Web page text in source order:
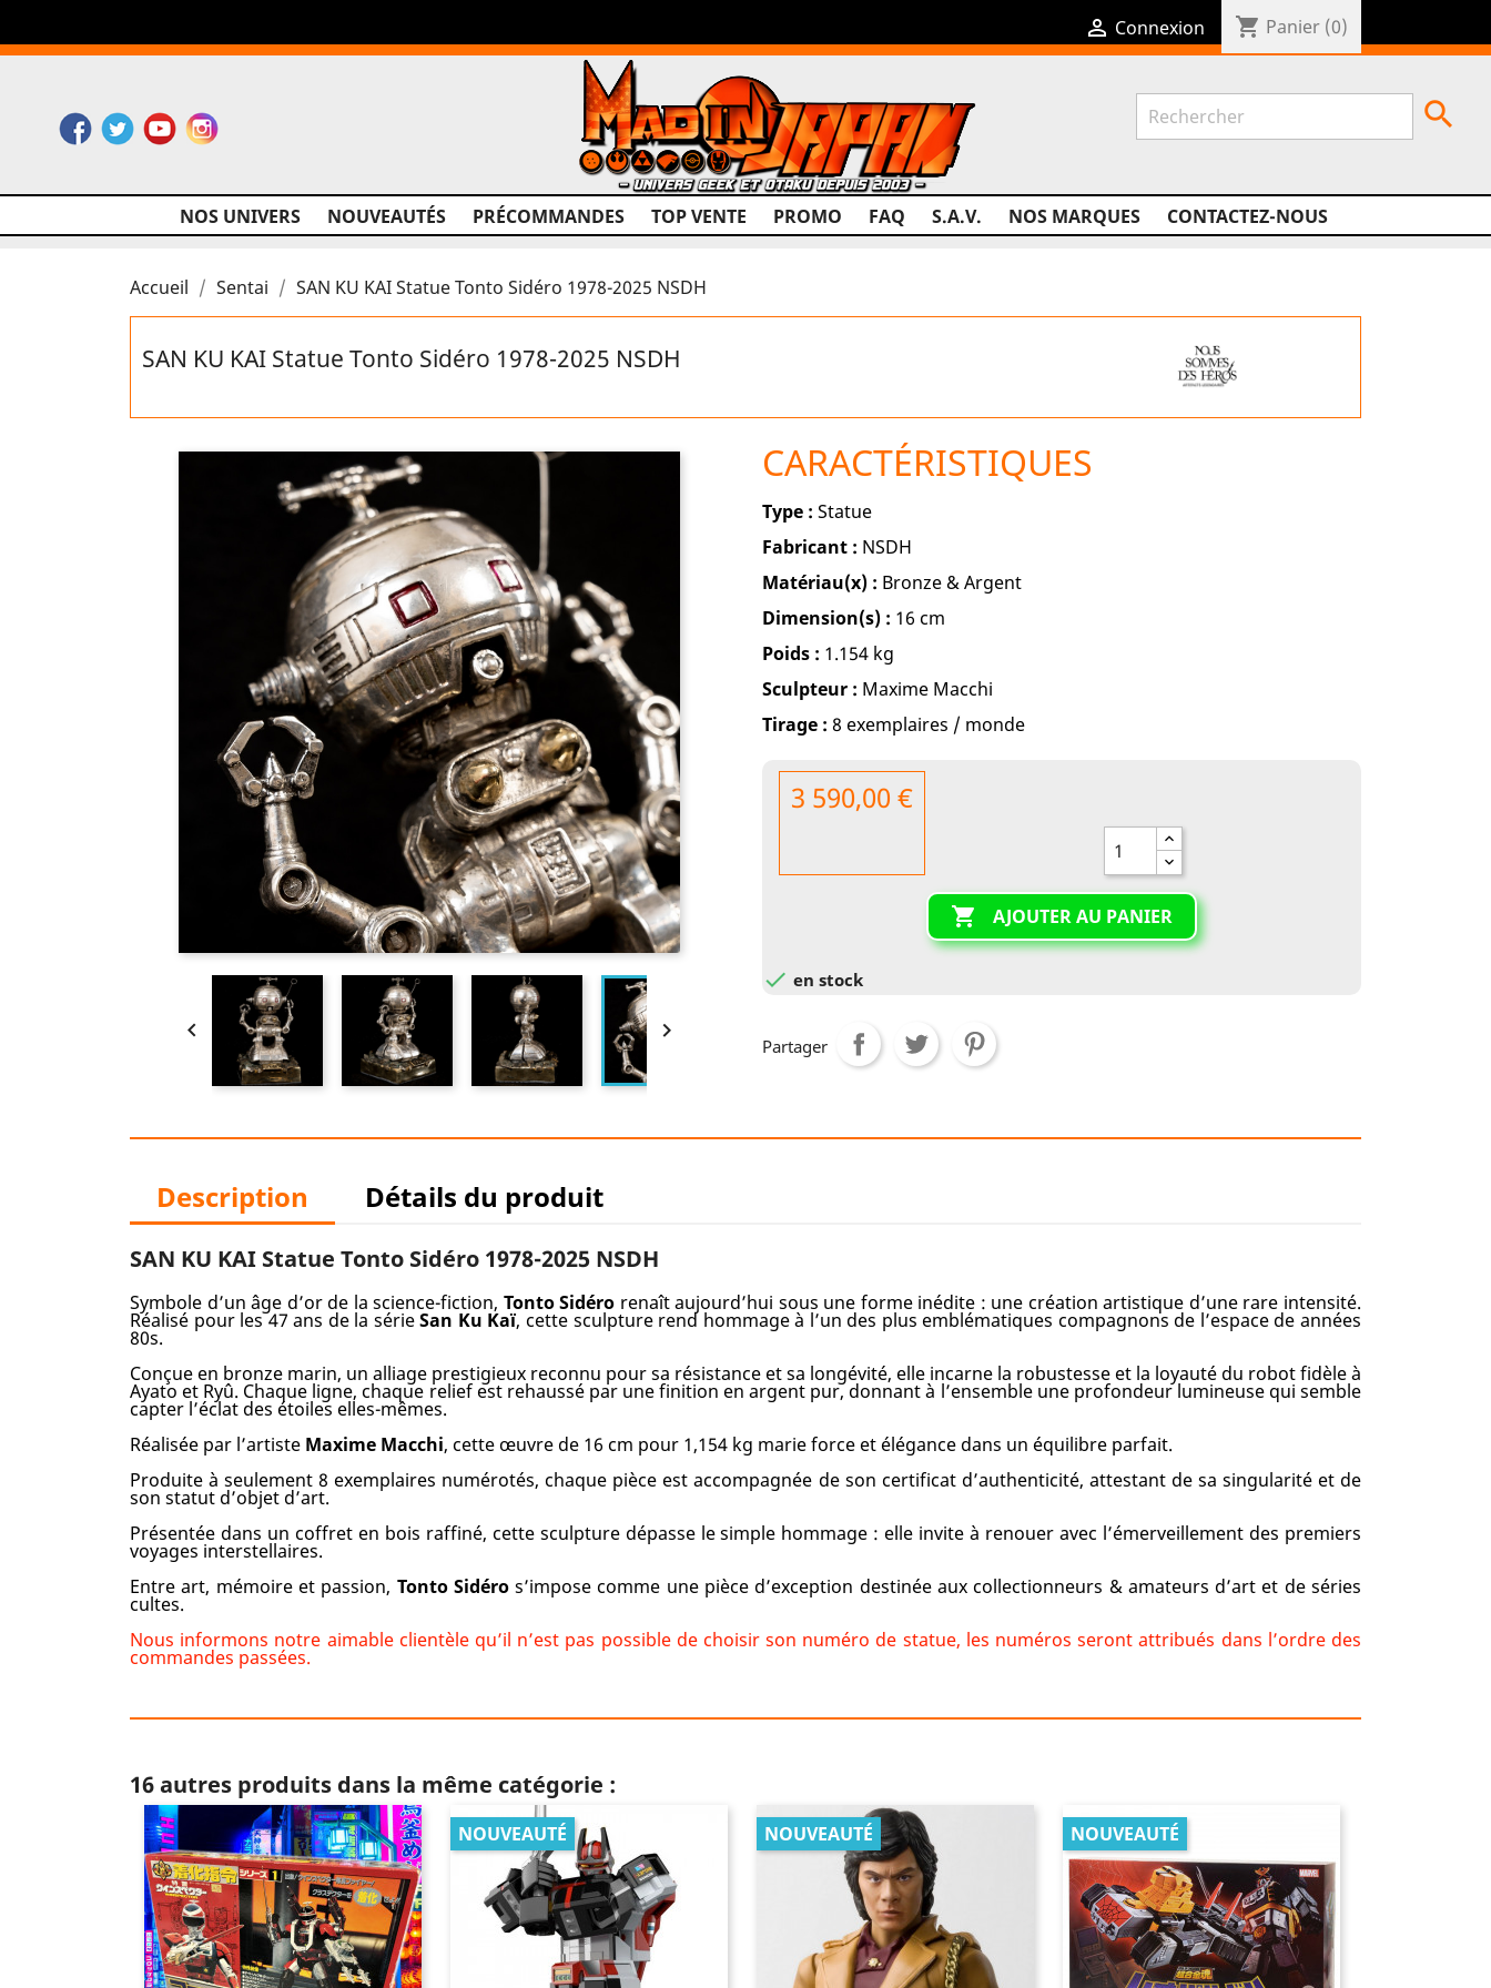
 Connexion shopping_cart Panier (0)
Facebook
TwitterYouTubeInstagram
NOS UNIVERS NOUVEAUTÉS PRÉCOMMANDES TOP VENTE PROMO FAQ S.A.V. NOS MARQUES CONTACTEZ-NOUS

Accueil Sentai SAN KU KAI Statue Tonto Sidéro 1978-2025 NSDH
SAN KU KAI Statue Tonto Sidéro 1978-2025 NSDH
 
CARACTÉRISTIQUES
Type : Statue
Fabricant : NSDH
Matériau(x) : Bronze & Argent
Dimension(s) : 16 cm
Poids : 1.154 kg
Sculpteur : Maxime Macchi
Tirage : 8 exemplaires / monde
3 590,00 €
 AJOUTER AU PANIER
 en stock
Partager
Description Détails du produit
SAN KU KAI Statue Tonto Sidéro 1978-2025 NSDH
Symbole d’un âge d’or de la science-fiction, Tonto Sidéro renaît aujourd’hui sous une forme inédite : une création artistique d’une rare intensité.
Réalisé pour les 47 ans de la sérieSan Ku Kaï, cette sculpture rend hommage à l’un des plus emblématiques compagnons de l’espace de années
80s.
Conçue en bronze marin, un alliage prestigieux reconnu pour sa résistance et sa longévité, elle incarne la robustesse et la loyauté du robot fidèle à
Ayato et Ryû. Chaque ligne, chaque relief est rehaussé par une finition en argent pur, donnant à l’ensemble une profondeur lumineuse qui semble
capter l’éclat des étoiles elles-mêmes.
Réalisée par l’artiste Maxime Macchi, cette œuvre de 16 cm pour 1,154 kg marie force et élégance dans un équilibre parfait.
Produite à seulement 8 exemplaires numérotés, chaque pièce est accompagnée de son certificat d’authenticité, attestant de sa singularité et de
son statut d’objet d’art.
Présentée dans un coffret en bois raffiné, cette sculpture dépasse le simple hommage : elle invite à renouer avec l’émerveillement des premiers
voyages interstellaires.
Entre art, mémoire et passion, Tonto Sidéros’impose comme une pièce d’exception destinée aux collectionneurs & amateurs d’art et de séries
cultes.
Nous informons notre aimable clientèle qu’il n’est pas possible de choisir son numéro de statue, les numéros seront attribués dans l’ordre des
commandes passées.
16 autres produits dans la même catégorie :
NOUVEAUTÉ NOUVEAUTÉ NOUVEAUTÉ